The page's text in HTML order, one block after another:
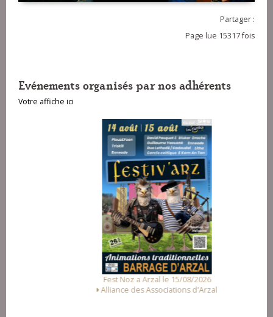
Partager :
Page lue 15317 fois
Evénements organisés par nos adhérents
Votre affiche ici
Fest Noz a Arzal le 15/08/2026
Alliance des Associations d'Arzal